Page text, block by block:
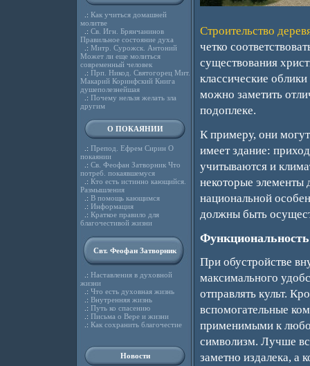
.: Как учиться домашней
молитве
.: Св. Игн. Брянчанинов
Правильное состояние духа
.: Митр. Сурожск. Антоний
Может ли еще молиться
современный человек
.: Прп. Никод. Святогорец Мит.
Макарий Коринфский Книга
душеполезнейшая
.: Почему нельзя желать зла
другим
О ПОКАЯНИИ
.: Препод. Ефрем Сирин О
покаянии
.: Св. Феофан Затворник Что
потреб. покаявшемуся
.: Кто есть истинно кающийся.
Размышления
.: В помощь кающимся
.: Информация
.: Краткое правило для
благочестивой жизни
Свт. Феофан Затворник
.: Наставления в духовной
жизни
.: Что есть духовная жизнь
.: Внутренняя жизнь
.: Путь ко спасению
.: Письма о Вере и жизни
.: Как сохранить благочестие
Новости
Строительство
четко
существования
классические
можно заметить
подоплеке.
К примеру, они могут
имеет здание:
учитываются и
некоторые элементы
национальной
должны быть
Функциональность
При обустройстве
максимального
отправлять культ.
вспомогательные
применимыми к
символизм. Лучше
заметно издалека, а